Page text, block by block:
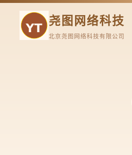
尧图网络科技
北京尧图网络科技有限公司